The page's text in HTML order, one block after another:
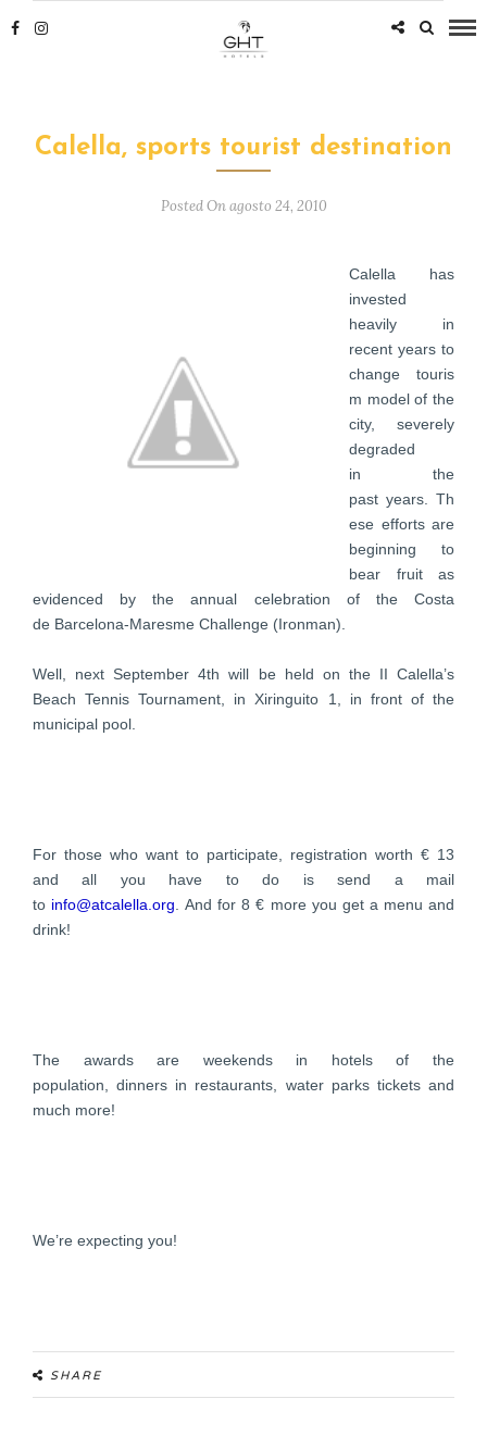
Calella, sports tourist destination
Posted On agosto 24, 2010
Calella has
invested
heavily in
recent years to
change touris
m model of the
city, severely
degraded
in the
past years. Th
ese efforts are
beginning to
bear fruit as
evidenced by the annual celebration of the Costa
de Barcelona-Maresme Challenge (Ironman)
Well, next September 4th will be held on the II Calella’s
Beach Tennis Tournament, in Xiringuito 1, in front of the
municipal pool.
For those who want to participate, registration worth € 13
and all you have to do is send a mail
to info@atcalella.org .And for 8 € more you get a menuand
drink!
The awards are weekends in hotels of the
population,dinners in restaurants, water parks tickets and
much more!
We’re expecting you!
SHARE